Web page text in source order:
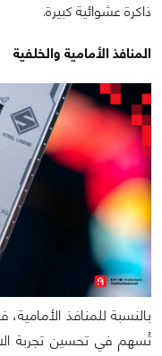
ذاكرة عشوائية كبيرة.
المنافذ الأمامية والخلفية
بالنسبة للمنافذ
تُسهم في تحسين تجربة